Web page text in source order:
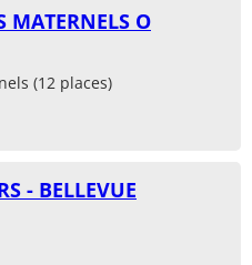
MATERNELS O
(12 places)
- BELLEVUE